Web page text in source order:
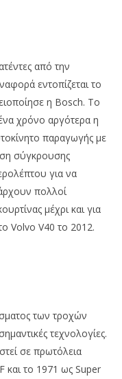
από την
εντοπίζεται το
η Bosch. Το
χρόνο αργότερα η
παραγωγής με
σύγκρουσης
για να
πολλοί
μέχρι και για
Volvo V40 το 2012.
των τροχών
τεχνολογίες.
σε πρωτόλεια
και το 1971 ως Super